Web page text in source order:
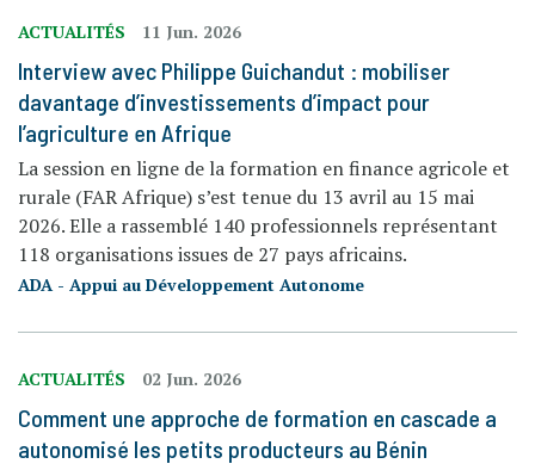
ACTUALITÉS 11 Jun. 2026
Interview avec Philippe Guichandut : mobiliser
davantage d’investissements d’impact pour
l’agriculture en Afrique
La session en ligne de la formation en finance agricole et
rurale (FAR Afrique) s’est tenue du 13 avril au 15 mai
2026. Elle a rassemblé 140 professionnels représentant
118 organisations issues de 27 pays africains.
ADA - Appui au Développement Autonome
ACTUALITÉS 02 Jun. 2026
Comment une approche de formation en cascade a
autonomisé les petits producteurs au Bénin